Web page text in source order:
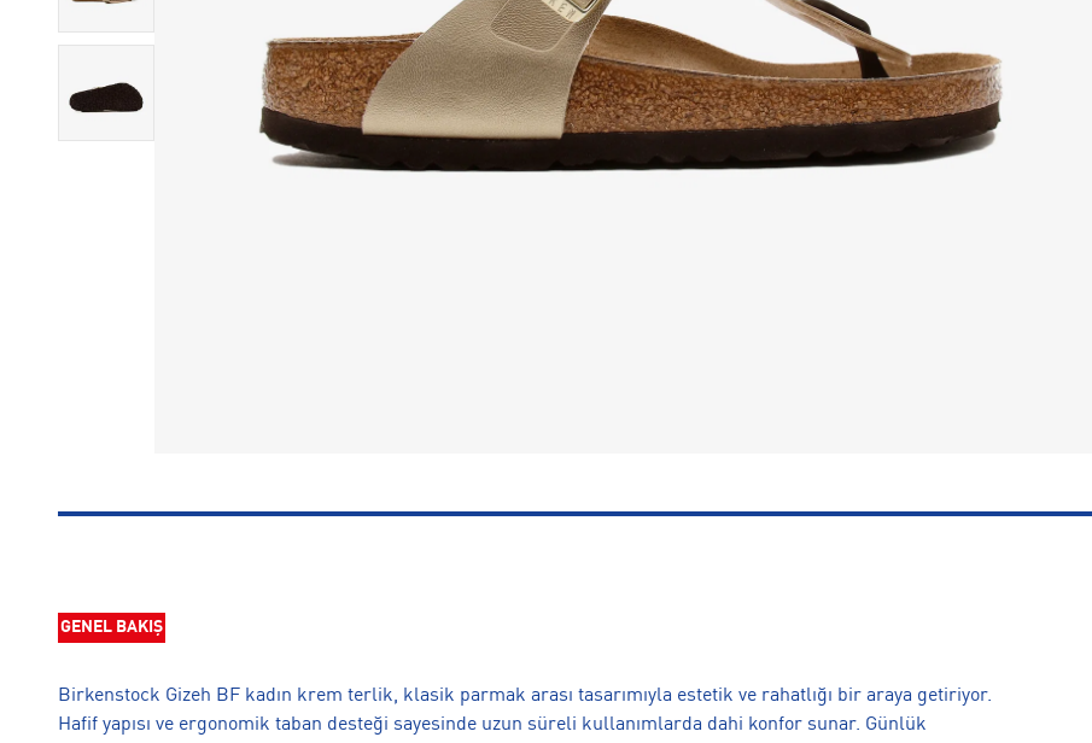
GENEL BAKIŞ
Birkenstock Gizeh BF kadın krem terlik, klasik parmak arası tasarımıyla estetik ve rahatlığı bir araya getiriyor.
Hafif yapısı ve ergonomik taban desteği sayesinde uzun süreli kullanımlarda dahi konfor sunar. Günlük